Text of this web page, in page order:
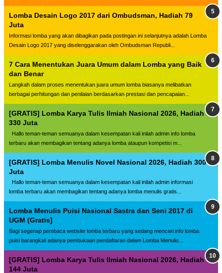
Lomba Desain Logo 2017 dari Ombudsman, Hadiah 79
Juta
Informasi lomba yang akan dibagikan pada postingan ini selanjutnya adalah Lomba
Desain Logo 2017 yang diselenggarakan oleh Ombudsman Republi...
7 Cara Menentukan Juara Umum dalam Lomba yang Baik
dan Benar
Langkah dalam proses menentukan juara umum lomba biasanya melibatkan
berbagai perhitungan dan penilaian berdasarkan prestasi dan pencapaian...
[GRATIS] Lomba Karya Tulis Ilmiah Nasional 2026, Hadiah
330 Juta
Hallo teman-teman semuanya dalam kesempatan kali inilah admin info lomba
terbaru akan membagikan tentang adanya lomba ataupun kompetisi m...
[GRATIS] Lomba Menulis Novel Nasional 2026, Hadiah 300
Juta
Hallo teman-teman semuanya dalam kesempatan kali inilah admin informasi
lomba terbaru akan membagikan tentang adanya lomba menulis gratis...
Lomba Menulis Puisi Nasional Sastra dan Seni 2017 di
UGM (Gratis]
Bagi segenap pembaca website lomba terbaru yang sedang mencari info lomba
puisi barangkali adanya pembukaan pendaftaran dalam Lomba Menulis...
[GRATIS] Lomba Karya Tulis Ilmiah Nasional 2026, Hadiah
144 Juta